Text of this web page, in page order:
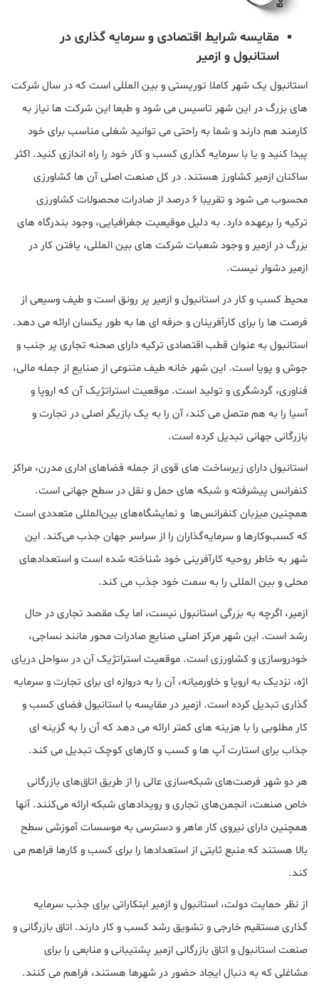
مقایسه شرایط اقتصادی و سرمایه گذاری در
استانبول و ازمیر
استانبول یک شهر کاملا توریستی و بین المللی است که در سال شرکت
های بزرگ در این شهر تاسیس می شود و طبعا این شرکت ها نیاز به
کارمند هم دارند و شما به راحتی می توانید شغلی مناسب برای خود
پیدا کنید و یا با سرمایه گذاری کسب و کار خود را راه اندازی کنید. اکثر
ساکنان ازمیر کشاورز هستند. در کل صنعت اصلی آن ها کشاورزی
محسوب می شود و تقریبا ۶ درصد از صادرات محصولات کشاورزی
ترکیه را برعهده دارد. به دلیل موقیعیت جغرافیایی، وجود بندرگاه های
بزرگ در ازمیر و وجود شعبات شرکت های بین المللی، یافتن کار در
ازمیر دشوار نیست.
محیط کسب و کار در استانبول و ازمیر پر رونق است و طیف وسیعی از
فرصت ها را برای کارآفرینان و حرفه ای ها به طور یکسان ارائه می دهد.
استانبول به عنوان قطب اقتصادی ترکیه دارای صحنه تجاری پر جنب و
جوش و پویا است. این شهر خانه طیف متنوعی از صنایع از جمله مالی،
فناوری، گردشگری و تولید است. موقعیت استراتژیک آن که اروپا و
آسیا را به هم متصل می کند، آن را به یک بازیگر اصلی در تجارت و
بازرگانی جهانی تبدیل کرده است.
استانبول دارای زیرساخت های قوی از جمله فضاهای اداری مدرن، مراکز
کنفرانس پیشرفته و شبکه های حمل و نقل در سطح جهانی است.
همچنین میزبان کنفرانس‌ها و نمایشگاه‌های بین‌المللی متعددی است
که کسب‌وکارها و سرمایه‌گذاران را از سراسر جهان جذب می‌کند. این
شهر به خاطر روحیه کارآفرینی خود شناخته شده است و استعدادهای
محلی و بین المللی را به سمت خود جذب می کند.
ازمیر، اگرچه به بزرگی استانبول نیست، اما یک مقصد تجاری در حال
رشد است. این شهر مرکز اصلی صنایع صادرات محور مانند نساجی،
خودروسازی و کشاورزی است. موقعیت استراتژیک آن در سواحل دریای
اژه، نزدیک به اروپا و خاورمیانه، آن را به دروازه ای برای تجارت و سرمایه
گذاری تبدیل کرده است. ازمیر در مقایسه با استانبول فضای کسب و
کار مطلوبی را با هزینه های کمتر ارائه می دهد که آن را به گزینه ای
جذاب برای استارت آپ ها و کسب و کارهای کوچک تبدیل می کند.
هر دو شهر فرصت‌های شبکه‌سازی عالی را از طریق اتاق‌های بازرگانی
خاص صنعت، انجمن‌های تجاری و رویدادهای شبکه ارائه می‌کنند. آنها
همچنین دارای نیروی کار ماهر و دسترسی به موسسات آموزشی سطح
بالا هستند که منبع ثابتی از استعدادها را برای کسب و کارها فراهم می
کند.
از نظر حمایت دولت، استانبول و ازمیر ابتکاراتی برای جذب سرمایه
گذاری مستقیم خارجی و تشویق رشد کسب و کار دارند. اتاق بازرگانی و
صنعت استانبول و اتاق بازرگانی ازمیر پشتیبانی و منابعی را برای
مشاغلی که به دنبال ایجاد حضور در شهرها هستند، فراهم می کنند.